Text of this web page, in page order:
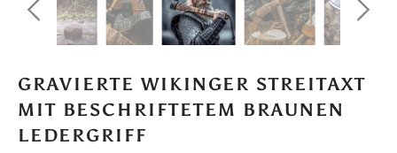
GRAVIERTE WIKINGER STREITAXT
MIT BESCHRIFTETEM BRAUNEN
LEDERGRIFF